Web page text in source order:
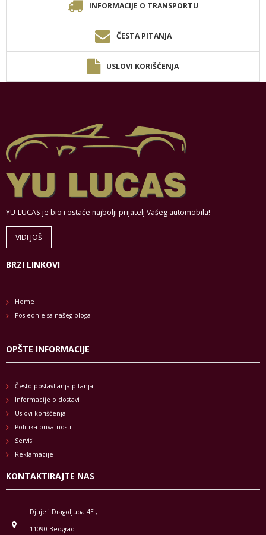
INFORMACIJE O TRANSPORTU
ČESTA PITANJA
USLOVI KORIŠĆENJA
YU-LUCAS je bio i ostaće najbolji prijatelj Vašeg automobila!
VIDI JOŠ
BRZI LINKOVI
Home
Poslednje sa našeg bloga
OPŠTE INFORMACIJE
Često postavljanja pitanja
Informacije o dostavi
Uslovi korišćenja
Politika privatnosti
Servisi
Reklamacije
KONTAKTIRAJTE NAS
Djuje i Dragoljuba 4E ,
11090 Beograd